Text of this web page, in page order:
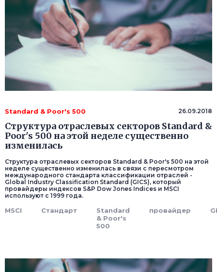
Standard & Poor's 500 26.09.2018
Структура отраслевых секторов Standard &
Poor's 500 на этой неделе существенно
изменилась
Структура отраслевых секторов Standard & Poor's 500 на этой
неделе существенно изменилась в связи с пересмотром
международного стандарта классификации отраслей -
Global Industry Classification Standard (GICS), который
провайдеры индексов S&P Dow Jones Indices и MSCI
используют с 1999 года.
MSCI Стандарт
Standard
& Poor's
500
провайдер